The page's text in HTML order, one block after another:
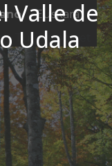
Valle de
Udala
Euskara
- Tutiempo.net